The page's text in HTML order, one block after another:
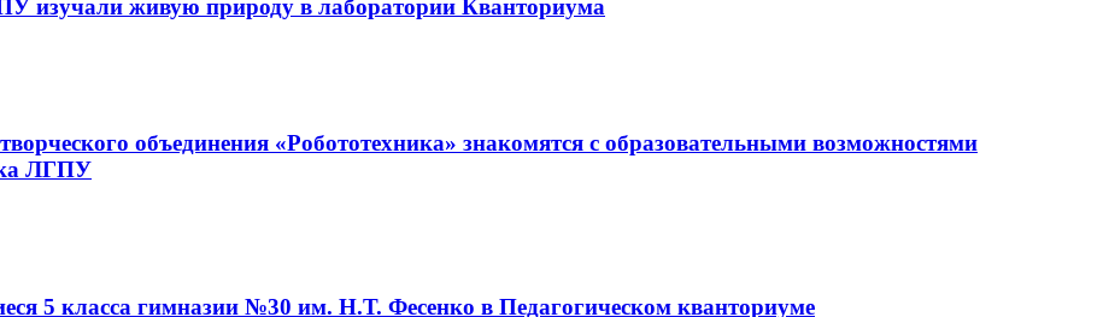
изучали живую природу в лаборатории Кванториума
объединения «Робототехника» знакомятся с образовательными возможностями
ЛГПУ
5 класса гимназии №30 им. Н.Т. Фесенко в Педагогическом кванториуме